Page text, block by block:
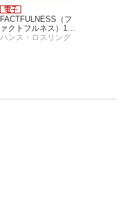
FACTFULNESS（フ
ァクトフルネス）10
の思い込みを乗り越
ハンス・ロスリング